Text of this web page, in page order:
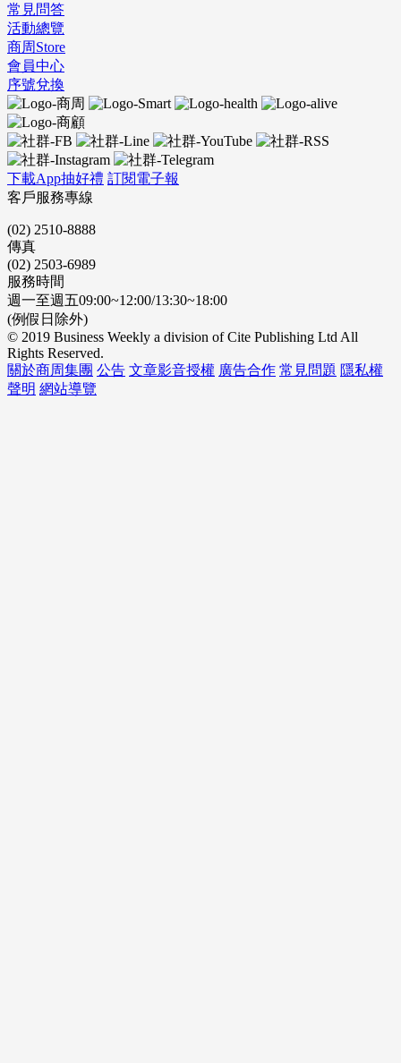
常見問答
活動總覽
商周Store
會員中心
序號兌換
下載App抽好禮 訂閱電子報
客戶服務專線
(02) 2510-8888
傳真
(02) 2503-6989
服務時間
週一至週五09:00~12:00/13:30~18:00
(例假日除外)
© 2019 Business Weekly a division of Cite Publishing Ltd All
Rights Reserved.
關於商周集團 公告 文章影音授權 廣告合作 常見問題 隱私權
聲明 網站導覽